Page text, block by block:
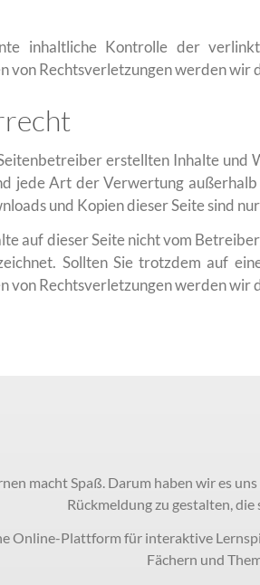
inhaltliche Kontrolle der
von Rechtsverletzungen werden wir
erstellten Inhalte und
jede Art der Verwertung
und Kopien dieser Seite sind
auf dieser Seite nicht vom
Sollten Sie trotzdem auf
von Rechtsverletzungen werden wir
macht Spaß. Darum haben wir es
Rückmeldung zu gestalten,
Online-Plattform für interaktive
Fächern und